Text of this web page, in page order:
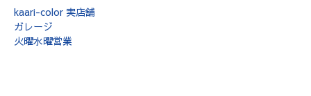
kaari-color 実店舗
ガレージ
火曜水曜営業